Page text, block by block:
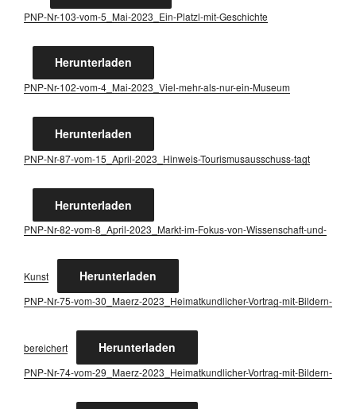
PNP-Nr-103-vom-5_Mai-2023_Ein-Platzl-mit-Geschich­te
Her­un­ter­la­den
PNP-Nr-102-vom-4_Mai-2023_­Viel-mehr-als-nur-ein-Muse­um
Her­un­ter­la­den
PNP-Nr-87-vom-15_A­pril-2023_­Hin­weis-Tou­ris­mus­aus­schuss-tagt
Her­un­ter­la­den
PNP-Nr-82-vom-8_A­pril-2023_­Markt-im-Fokus-von-Wis­sen­schaft-und-
Kunst Her­un­ter­la­den
PNP-Nr-75-vom-30_­Maerz-2023_Hei­mat­kund­li­cher-Vor­trag-mit-Bil­dern-
berei­chert Her­un­ter­la­den
PNP-Nr-74-vom-29_­Maerz-2023_Hei­mat­kund­li­cher-Vor­trag-mit-Bil­dern-